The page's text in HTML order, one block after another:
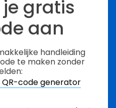
gratis
aan
handleiding
te maken zonder
code generator